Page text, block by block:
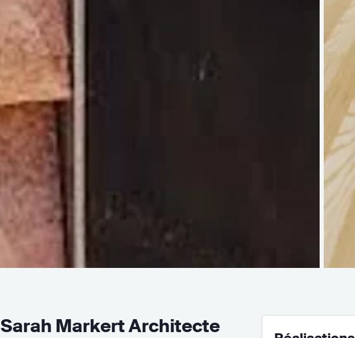
Sarah Markert Architecte